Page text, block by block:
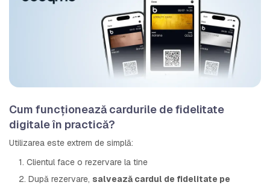
Cum funcționează cardurile de fidelitate
digitale în practică?
Utilizarea este extrem de simplă:
1. Clientul face o rezervare la tine
2. După rezervare, salvează cardul de fidelitate pe